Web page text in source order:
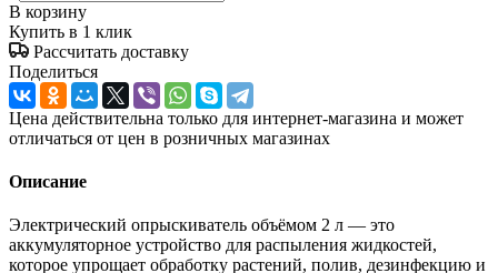
В корзину
Купить в 1 клик
Рассчитать доставку
Поделиться
Цена действительна только для интернет-магазина и может
отличаться от цен в розничных магазинах
Описание
Электрический опрыскиватель объёмом 2 л — это
аккумуляторное устройство для распыления жидкостей,
которое упрощает обработку растений, полив, дезинфекцию и